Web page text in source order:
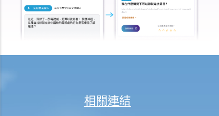
逝者家屬
我的家人在意外中身亡。我可否代表死者展開人身傷亡訴訟？在控告犯
相關連結